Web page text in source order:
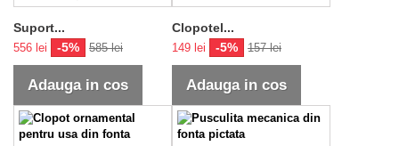
Suport...
556 lei -5% 585 lei
Adauga in cos
Clopotel...
149 lei -5% 157 lei
Adauga in cos